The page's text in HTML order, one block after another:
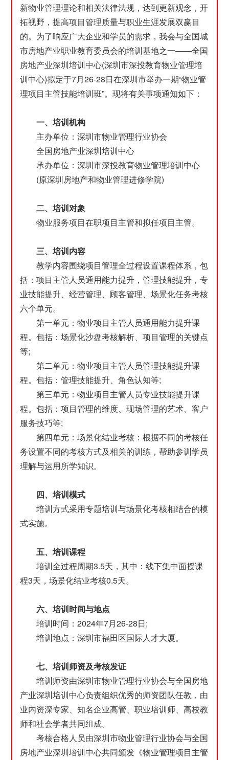
新物业管理理论和相关法律法规，达到更新观念，开
拓视野，提高项目管理质量与职业生涯发展双赢目
的。为了响应广大企业和学员的需求，我会与全国城
市房地产业职业教育委员会的培训基地之一——全国
房地产业深圳培训中心(深圳市深投教育物业管理培
训中心)拟定于7月26-28日在深圳市举办一期“物业管
理项目主管技能培训班”。现将有关事项通知如下：
一、培训机构
主办单位：深圳市物业管理行业协会
全国房地产业深圳培训中心
承办单位：深圳市深投教育物业管理培训中心
(原深圳房地产和物业管理进修学院)
二、培训对象
物业服务项目在职项目主管和拟任项目主管。
三、培训内容
教学内容围绕项目管理全过程设置课程体系，包
括：项目主管人员通用能力提升，管理技能提升，专
业技能提升、经营管理、顾客管理、场景化任务考核
六个单元。
第一单元：物业项目主管人员通用能力提升课
程。包括：场景化沙盘考核解析、项目管理的关键点
等;
第二单元：物业项目主管人员管理技能提升课
程。包括：管理技能提升、角色认知等;
第三单元：物业项目主管人员专业技能提升课
程。包括：项目管理的维度、现场管理的艺术、客户
服务技巧等;
第四单元：场景化结业考核：根据不同的考核任
务设置不同的考核方式及相关的训练，帮助参训学员
理解与运用所学知识。
四、培训模式
培训方式采用专题培训与场景化考核相结合的模
式实施。
五、培训课程
培训全过程周期3.5天，其中：线下集中面授课
程3天，场景化结业考核0.5天。
六、培训时间与地点
培训时间：2024年7月26-28日;
培训地点：深圳市福田区国际人才大厦。
七、培训师资及考核发证
培训师资由深圳市物业管理行业协会与全国房地
产业深圳培训中心负责组织优秀的师资团队任教，由
业内资深专家、知名企业高管、职业培训师、高校教
师和社会学者共同组成。
考核合格人员由深圳市物业管理行业协会与全国
房地产业深圳培训中心共同颁发《物业管理项目主管